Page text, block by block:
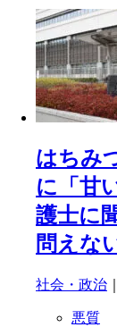
はちみ
に「甘
護士に
問えな
社会・政治
悪質